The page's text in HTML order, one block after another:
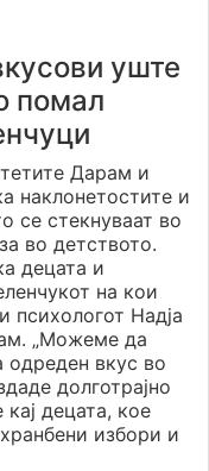
уште
помал
Дарам и
наклонетостите и
се стекнуваат во
во детството.
децата и
на кои
психологот Надја
„Можеме да
одреден вкус во
долготрајно
децата, кое
избори и